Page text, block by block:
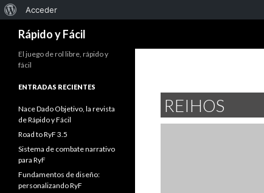
Acerca
de
Acceder
Rápido y Fácil
REIHOS
El juego de rol libre, rápido y
fácil
ENTRADAS RECIENTES
Nace Dado Objetivo, la revista
de Rápido y Fácil
Road to RyF 3.5
Sistema de combate narrativo
para RyF
Fundamentos de diseño:
personalizando RyF